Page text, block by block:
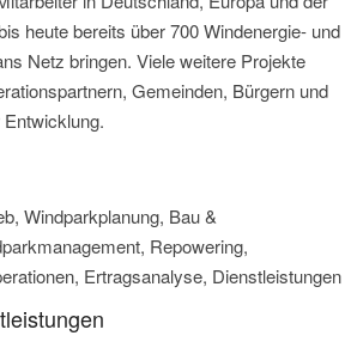
heute bereits über 700 Windenergie- und
Netz bringen. Viele weitere Projekte
Gemeinden, Bürgern und
Windparkplanung, Bau &
Repowering,
Ertragsanalyse, Dienstleistungen